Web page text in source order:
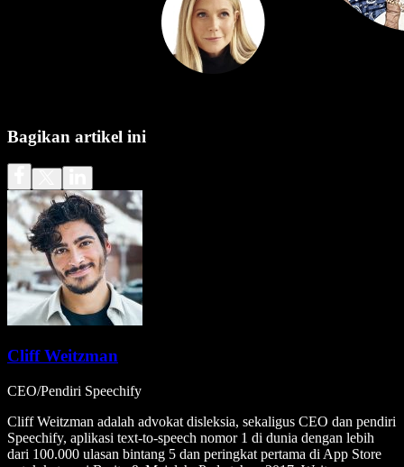
Bagikan artikel ini
Cliff Weitzman
CEO/Pendiri Speechify
Cliff Weitzman adalah advokat disleksia, sekaligus CEO dan pendiri
Speechify, aplikasi text-to-speech nomor 1 di dunia dengan lebih
dari 100.000 ulasan bintang 5 dan peringkat pertama di App Store